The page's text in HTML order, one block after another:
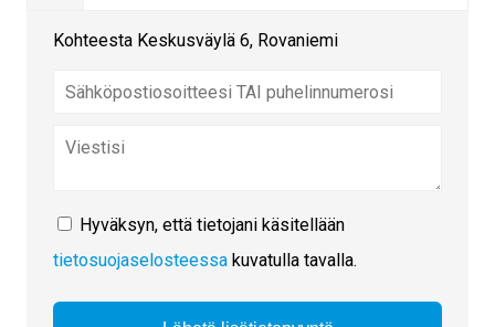
Kohteesta Keskusväylä 6, Rovaniemi
Hyväksyn, että tietojani käsitellään
tietosuojaselosteessa kuvatulla tavalla.